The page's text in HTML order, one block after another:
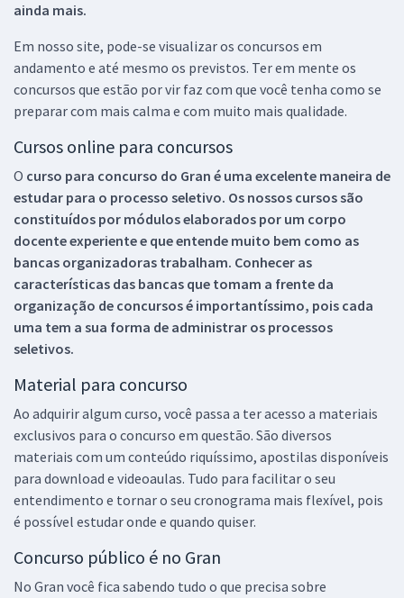
ainda mais.
Em nosso site, pode-se visualizar os concursos em
andamento e até mesmo os previstos. Ter em mente os
concursos que estão por vir faz com que você tenha como se
preparar com mais calma e com muito mais qualidade.
Cursos online para concursos
O curso para concurso do Gran é uma excelente maneira de
estudar para o processo seletivo. Os nossos cursos são
constituídos por módulos elaborados por um corpo
docente experiente e que entende muito bem como as
bancas organizadoras trabalham. Conhecer as
características das bancas que tomam a frente da
organização de concursos é importantíssimo, pois cada
uma tem a sua forma de administrar os processos
seletivos.
Material para concurso
Ao adquirir algum curso, você passa a ter acesso a materiais
exclusivos para o concurso em questão. São diversos
materiais com um conteúdo riquíssimo, apostilas disponíveis
para download e videoaulas. Tudo para facilitar o seu
entendimento e tornar o seu cronograma mais flexível, pois
é possível estudar onde e quando quiser.
Concurso público é no Gran
No Gran você fica sabendo tudo o que precisa sobre